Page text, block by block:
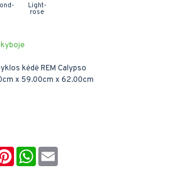
kėdė REM Calypso
x 59.00cm x 62.00cm
Light-
rose
PinterestWhatsApp